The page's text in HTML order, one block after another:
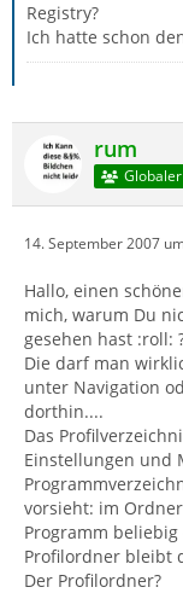
Registry?
Ich hatte schon
rum
14. September 2007
Hallo, einen
mich, warum Du
gesehen hast :roll:
Die darf man
unter Navigation
dorthin....
Das
Einstellungen und
vorsieht: im
Programm
Profilordner bleibt
Der Profilordner?